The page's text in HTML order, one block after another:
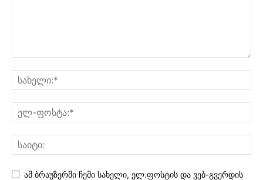
ამ ბრაუზერში ჩემი სახელი, ელ.ფოსტის და ვებ-გვერდის